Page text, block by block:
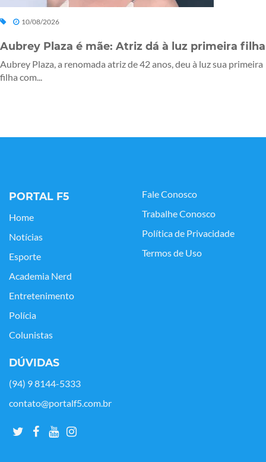
10/08/2026
Aubrey Plaza é mãe: Atriz dá à luz primeira filha
Aubrey Plaza, a renomada atriz de 42 anos, deu à luz sua primeira
filha com...
PORTAL F5
Home
Notícias
Esporte
Academia Nerd
Entretenimento
Polícia
Colunistas
Fale Conosco
Trabalhe Conosco
Política de Privacidade
Termos de Uso
DÚVIDAS
(94) 9 8144-5333
contato@portalf5.com.br